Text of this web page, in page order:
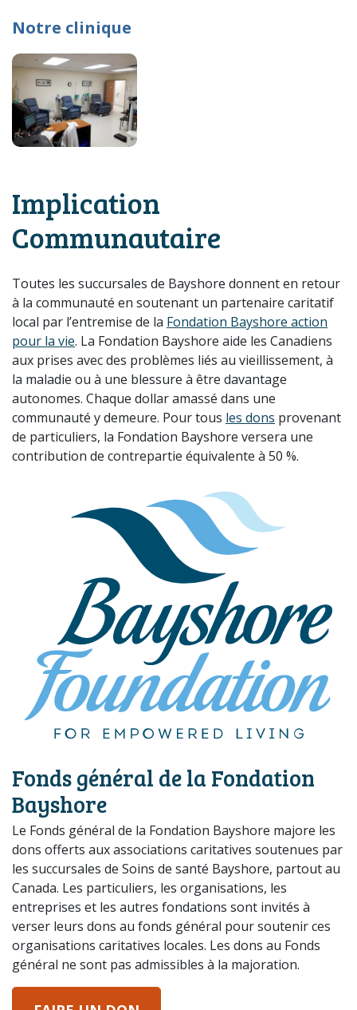
Notre clinique
Implication
Communautaire
Toutes les succursales de Bayshore donnent en retour
à la communauté en soutenant un partenaire caritatif
local par l’entremise de la Fondation Bayshore action
pour la vie. La Fondation Bayshore aide les Canadiens
aux prises avec des problèmes liés au vieillissement, à
la maladie ou à une blessure à être davantage
autonomes. Chaque dollar amassé dans une
communauté y demeure. Pour tous les dons provenant
de particuliers, la Fondation Bayshore versera une
contribution de contrepartie équivalente à 50 %.
Fonds général de la Fondation
Bayshore
Le Fonds général de la Fondation Bayshore majore les
dons offerts aux associations caritatives soutenues par
les succursales de Soins de santé Bayshore, partout au
Canada. Les particuliers, les organisations, les
entreprises et les autres fondations sont invités à
verser leurs dons au fonds général pour soutenir ces
organisations caritatives locales. Les dons au Fonds
général ne sont pas admissibles à la majoration.